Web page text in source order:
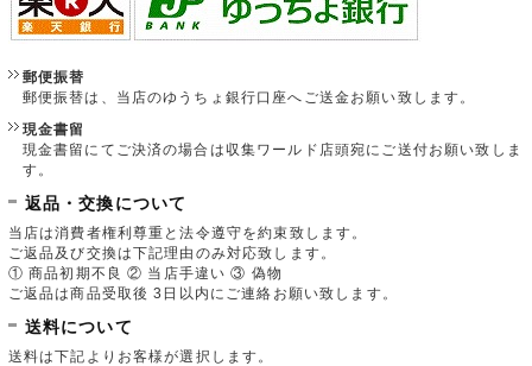
郵便振替
郵便振替は、当店のゆうちょ銀行口座へご送金お願い致します。
現金書留
現金書留にてご決済の場合は収集ワールド店頭宛にご送付お願い致しま
す。
返品・交換について
当店は消費者権利尊重と法令遵守を約束致します。
ご返品及び交換は下記理由のみ対応致します。
① 商品初期不良 ② 当店手違い ③ 偽物
ご返品は商品受取後 3日以内にご連絡お願い致します。
送料について
送料は下記よりお客様が選択します。